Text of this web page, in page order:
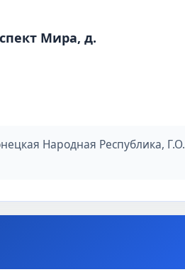
Мира, д.
Народная Республика, Г.О.